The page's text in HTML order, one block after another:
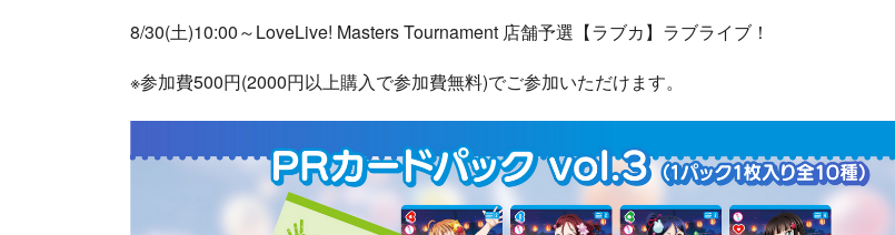
8/30(土)10:00～LoveLive! Masters Tournament 店舗予選【ラブカ】ラブライブ！
※参加費500円(2000円以上購入で参加費無料)でご参加いただけます。